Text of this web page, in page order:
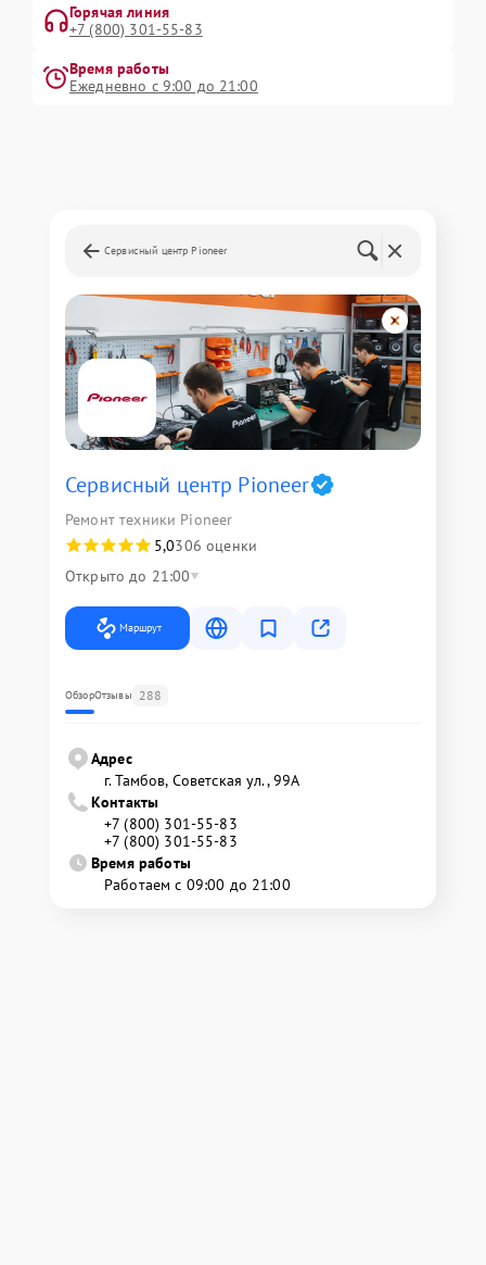
Горячая линия
+7 (800) 301-55-83
Время работы
Ежедневно с 9:00 до 21:00
Сервисный центр Pioneer
Сервисный центр Pioneer
Ремонт техники Pioneer
5,0306 оценки
Открыто до 21:00
Маршрут
ОбзорОтзывы 288
Адрес
г. Тамбов, Советская ул., 99А
Контакты
+7 (800) 301-55-83
+7 (800) 301-55-83
Время работы
Работаем с 09:00 до 21:00